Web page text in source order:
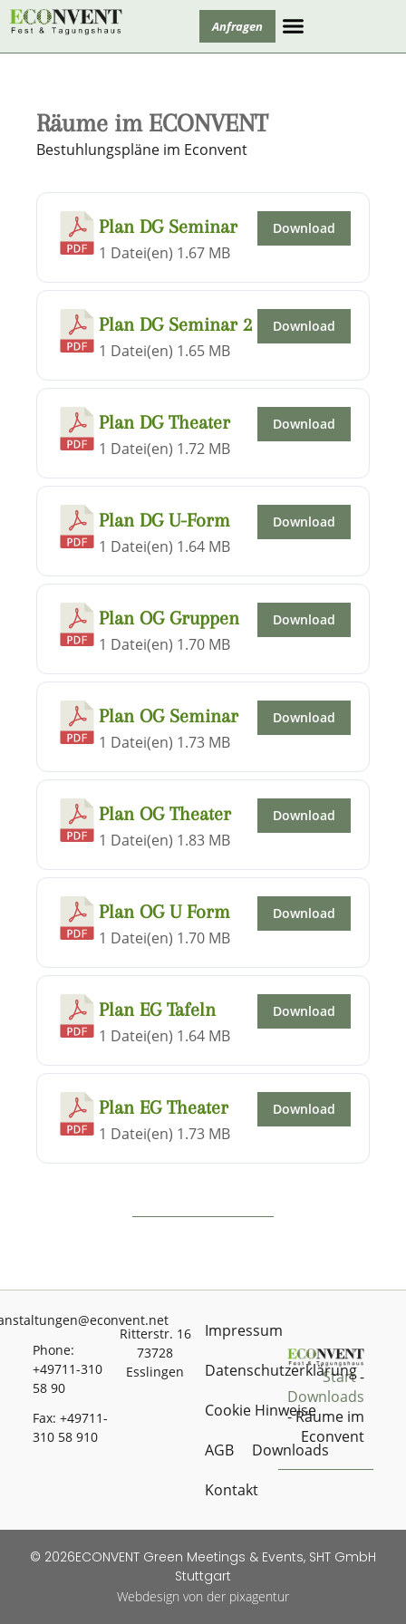
Anfragen
Räume im ECONVENT
Bestuhlungspläne im Econvent
Plan DG Seminar
1 Datei(en) 1.67 MB
Download
Plan DG Seminar 2
1 Datei(en) 1.65 MB
Download
Plan DG Theater
1 Datei(en) 1.72 MB
Download
Plan DG U-Form
1 Datei(en) 1.64 MB
Download
Plan OG Gruppen
1 Datei(en) 1.70 MB
Download
Plan OG Seminar
1 Datei(en) 1.73 MB
Download
Plan OG Theater
1 Datei(en) 1.83 MB
Download
Plan OG U Form
1 Datei(en) 1.70 MB
Download
Plan EG Tafeln
1 Datei(en) 1.64 MB
Download
Plan EG Theater
1 Datei(en) 1.73 MB
Download
Start-
Downloads
-Räume im
Econvent
Impressum
Datenschutzerklärung
Cookie Hinweise
AGB
Downloads
Kontakt
Ritterstr. 16
73728
Esslingen
Phone:
+49711-310
58 90
Fax: +49711-
310 58 910
© 2026ECONVENT Green Meetings & Events, SHT GmbH
Stuttgart
Webdesign von der pixagentur